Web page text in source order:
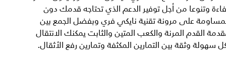
وتنوعا من أجل توفير الدعم الذي تحتاجه قدمك دون
على مرونة تقنية نايكي فري وبفضل الجمع بين
القدم المرنة والكعب المتين والثابت يمكنك الانتقال
سهولة وثقة بين التمارين المكثفة وتمارين رفع الأثقال.